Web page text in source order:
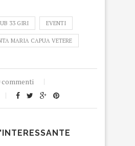
33 GIRI EVENTI
MARIA CAPUA VETERE
commenti